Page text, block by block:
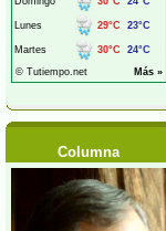
Columna